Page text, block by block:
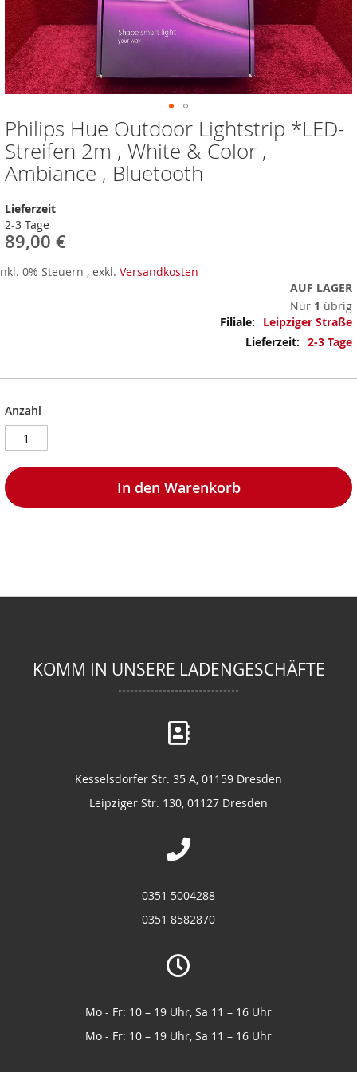
Philips Hue Outdoor Lightstrip *LED-
Streifen 2m , White & Color ,
Ambiance , Bluetooth
Lieferzeit
2-3 Tage
89,00 €
0% Steuern , exkl. Versandkosten
AUF LAGER
Nur 1 übrig
Mehr
Informationen
Leipziger Straße
2-3 Tage
Anzahl
In den Warenkorb
Zum
Anfang
der
Bildergalerie
KOMM IN UNSERE LADENGESCHÄFTE
Kesselsdorfer Str. 35 A, 01159 Dresden
Leipziger Str. 130, 01127 Dresden
0351 5004288
0351 8582870
Mo - Fr: 10 – 19 Uhr, Sa 11 – 16 Uhr
Mo - Fr: 10 – 19 Uhr, Sa 11 – 16 Uhr